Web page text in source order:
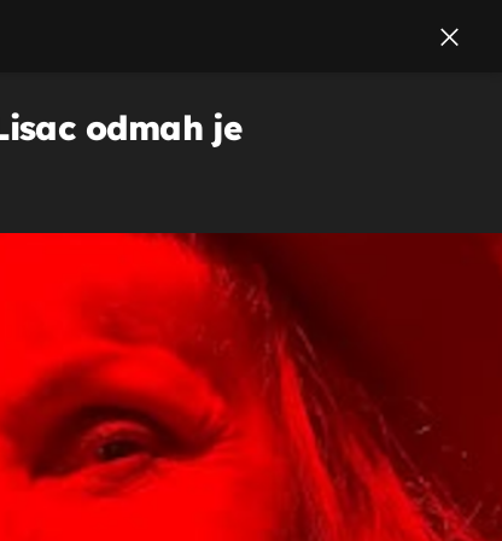
odmah je